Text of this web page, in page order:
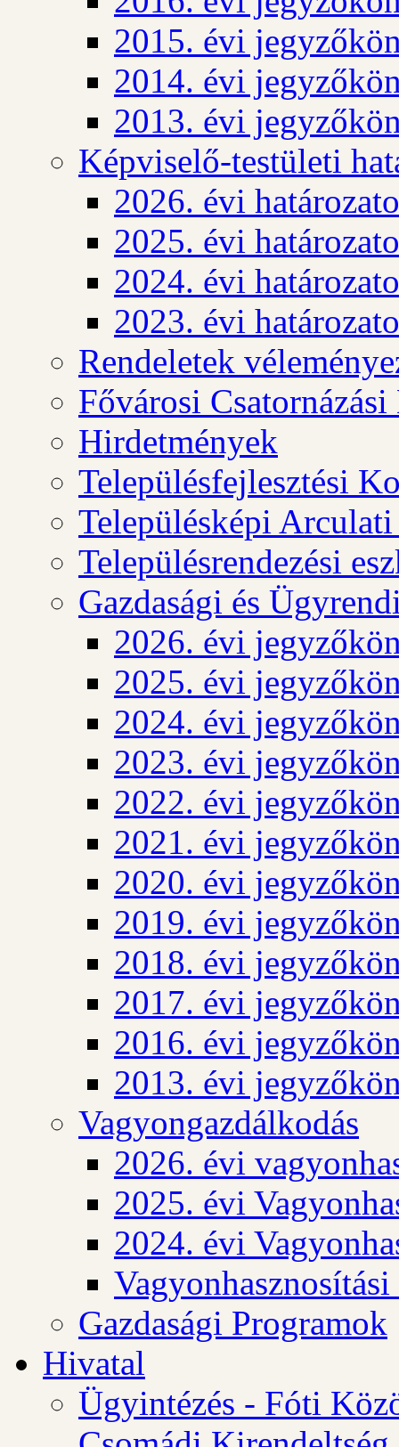
2015. évi
2014. évi
2013. évi
Képviselő-testületi
2026. évi
2025. évi
2024. évi
2023. évi
Rendeletek
Fővárosi
Hirdetmények
Településfejlesztési
Településképi
Településrendezési
Gazdasági és
2026. évi
2025. évi
2024. évi
2023. évi
2022. évi
2021. évi
2020. évi
2019. évi
2018. évi
2017. évi
2016. évi
2013. évi
Vagyongazdálkodás
2026. évi
2025. évi
2024. évi
Gazdasági Programok
Hivatal
Ügyintézés - Fóti